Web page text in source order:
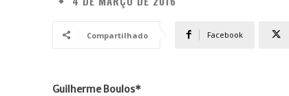
Compartilhado Facebook
Guilherme Boulos*